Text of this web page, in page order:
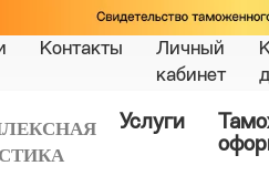
Контакты
Личный
кабинет
Услуги